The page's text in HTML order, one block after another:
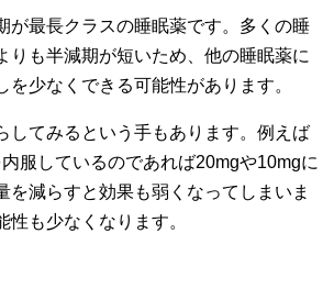
が最長クラスの睡眠薬です。多くの睡
りも半減期が短いため、他の睡眠薬に
を少なくできる可能性があります。
してみるという手もあります。例えば
服しているのであれば20mgや10mgに
を減らすと効果も弱くなってしまいま
性も少なくなります。